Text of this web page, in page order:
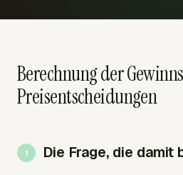
Berechnung der
Preisentscheidungen
Die Frage, die